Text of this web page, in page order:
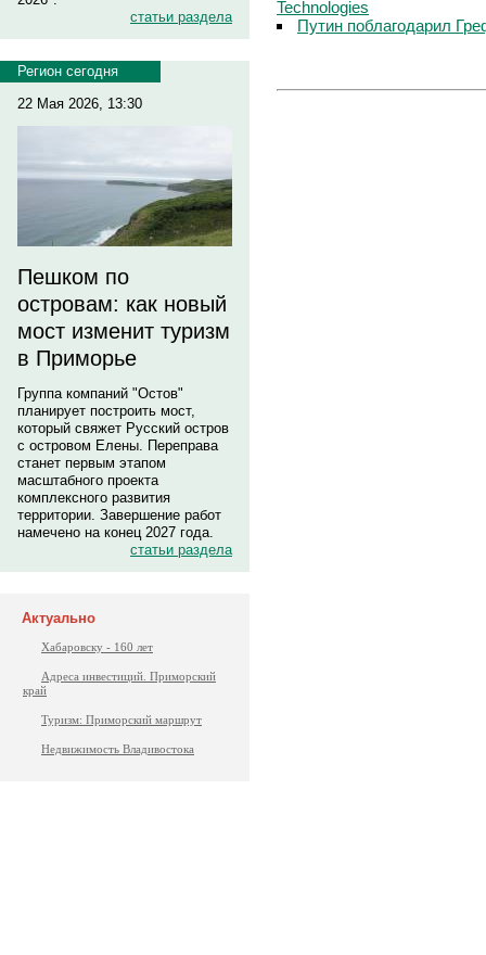
статьи раздела
Регион сегодня
22 Мая 2026, 13:30
Пешком по
островам: как новый
мост изменит туризм
в Приморье
Группа компаний "Остов"
планирует построить мост,
который свяжет Русский остров
с островом Елены. Переправа
станет первым этапом
масштабного проекта
комплексного развития
территории. Завершение работ
намечено на конец 2027 года.
статьи раздела
Актуально
Хабаровску - 160 лет
Адреса инвестиций. Приморский
край
Туризм: Приморский маршрут
Недвижимость Владивостока
Technologies
Путин поблагодарил